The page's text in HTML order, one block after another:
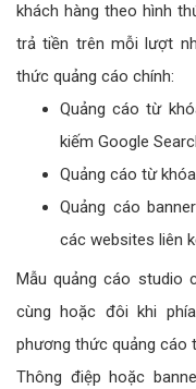
khách hàng theo hình
trả tiền trên mỗi lượt
thức quảng cáo chính:
Quảng cáo từ
kiếm Google
Quảng cáo từ
Quảng cáo
các websites liên
Mẫu quảng cáo studio
cùng hoặc đôi khi
phương thức quảng cáo
Thông điệp hoặc